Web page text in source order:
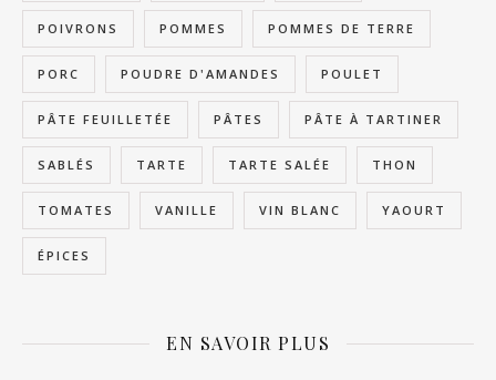
POIVRONS POMMES POMMES DE TERRE
PORC POUDRE D'AMANDES POULET
PÂTE FEUILLETÉE PÂTES PÂTE À TARTINER
SABLÉS TARTE TARTE SALÉE THON
TOMATES VANILLE VIN BLANC YAOURT
ÉPICES
EN SAVOIR PLUS